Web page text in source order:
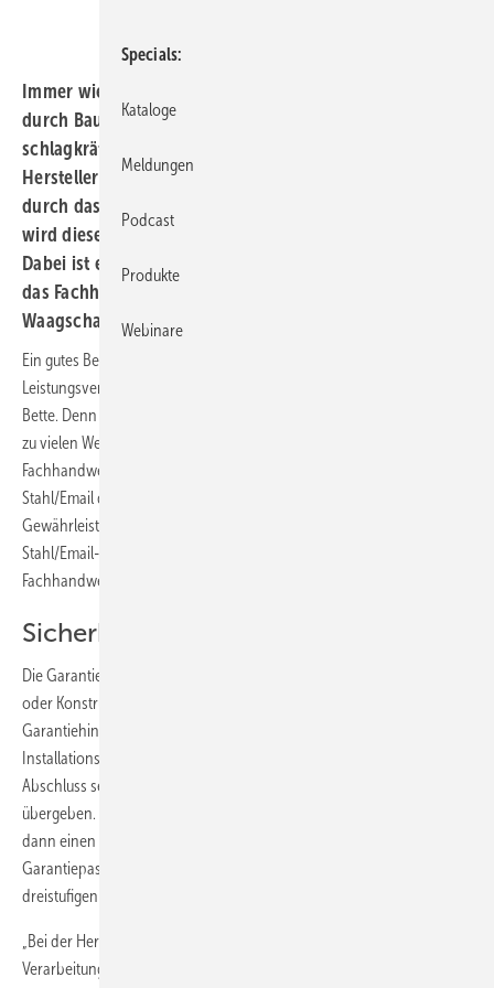
Immer wieder wird der preisaggressive Wettbewerb
durch Baumarkt, Internet & Co beklagt. Ein
schlagkräftiges Argument da­gegen sind
Herstellergarantien, die ausschließlich beim Einbau
durch das Fachhandwerk gewährt werden. Nur leider
wird dieses ­Instrument häufig nicht offensiv genutzt.
Dabei ist es die Summe der vielen einzelnen Vorteile, die
das Fachhandwerk bei der Kundenberatung in die
Waagschale werfen sollte.
Ein gutes Beispiel für ein vertriebsweg­exklusives
Leistungsversprechen ist die 30-jährige Garantiezusage der Firma
Bette. Denn die gewährt das Delbrücker Unternehmen im Gegensatz
zu vielen Wettbewerbern nur bei der Montage durch das
Fachhandwerk. Damit liegt der Spezialist für Badobjekte aus
Stahl/Email deutlich über der gesetzlich vorgeschriebenen
Gewährleistungspflicht von zwei Jahren. Voraussetzung ist, dass das
Stahl/Email-Produkt nachweislich über das konzessionierte
Fachhandwerk gekauft und installiert wurde.
Sicherheit und gute Argumente
Die Garantie umfasst alle Produktmängel, die auf einen Herstellungs-
oder Konstruktionsfehler zurückzuführen sind. In den Pflege- und
Garantiehinweisen, die jedem Produkt beigefügt sind, hat Bette eine
Installationsquittierung integriert. Diese kann der Handwerker nach
Abschluss seiner Arbeiten ausgefüllt an den Endverbraucher
übergeben. Auf Wunsch stellt Bette gegen Vorlage der Quittierung
dann einen persönlich auf den Endverbraucher ausgestellten
Garantiepass aus. So will das Unternehmen einen Impuls für den
dreistufigen Vertriebsweg geben.
„Bei der Herstellung setzen wir auf beste Materialauswahl, erstklassige
Verarbeitung und strengste Qualitätskontrollen. Das möchten wir
Specials
Kataloge
Meldungen
Podcast
Produkte
Webinare